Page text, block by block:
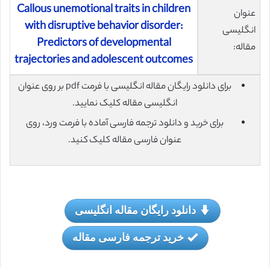
عنوان
انگلیسی
مقاله:
Callous unemotional traits in children
with disruptive behavior disorder:
Predictors of developmental
trajectories and adolescent outcomes
برای دانلود رایگان مقاله انگلیسی با فرمت pdf بر روی عنوان
انگلیسی مقاله کلیک نمایید.
برای خرید و دانلود ترجمه فارسی آماده با فرمت ورد، روی
عنوان فارسی مقاله کلیک کنید.
دانلود رایگان مقاله انگلیسی
خرید ترجمه فارسی مقاله